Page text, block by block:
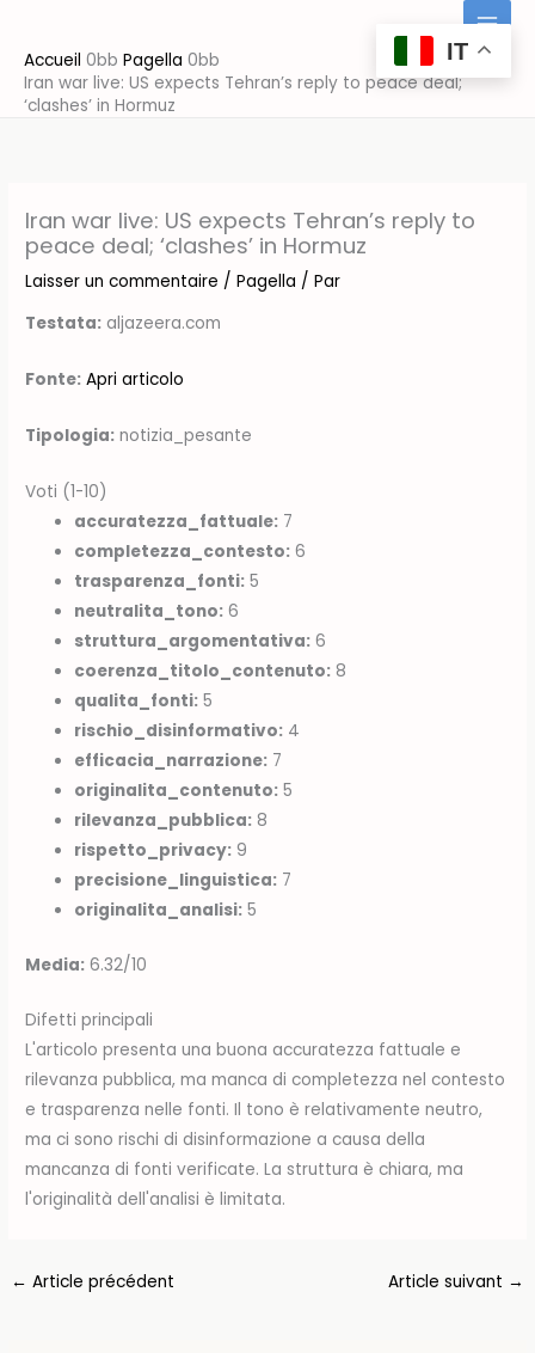
contenu
Accueil
Pagella
Iran war live: US expects Tehran’s reply to peace deal;
‘clashes’ in Hormuz
Iran war live: US expects Tehran’s reply to
peace deal; ‘clashes’ in Hormuz
Laisser un commentaire /Pagella / Par
Testata: aljazeera.com
Fonte: Apri articolo
Tipologia: notizia_pesante
Voti (1-10)
accuratezza_fattuale: 7
completezza_contesto: 6
trasparenza_fonti: 5
neutralita_tono: 6
struttura_argomentativa: 6
coerenza_titolo_contenuto: 8
qualita_fonti: 5
rischio_disinformativo: 4
efficacia_narrazione: 7
originalita_contenuto: 5
rilevanza_pubblica: 8
rispetto_privacy: 9
precisione_linguistica: 7
originalita_analisi: 5
Media: 6.32/10
Difetti principali
L'articolo presenta una buona accuratezza fattuale e
rilevanza pubblica, ma manca di completezza nel contesto
e trasparenza nelle fonti. Il tono è relativamente neutro,
ma ci sono rischi di disinformazione a causa della
mancanza di fonti verificate. La struttura è chiara, ma
l'originalità dell'analisi è limitata.
← Article précédent Article suivant →
IT